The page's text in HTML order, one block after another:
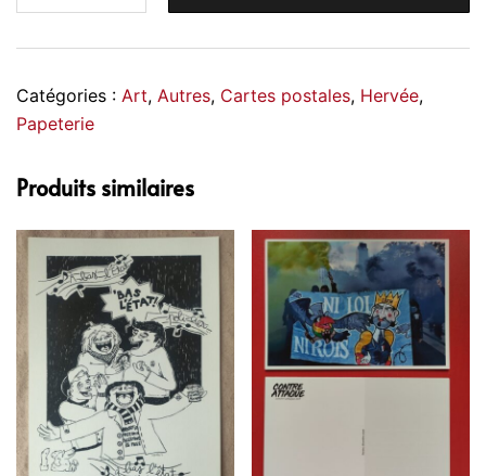
Carte
postale
par
Hervée
Catégories : Art, Autres, Cartes postales, Hervée,
Papeterie
Produits similaires